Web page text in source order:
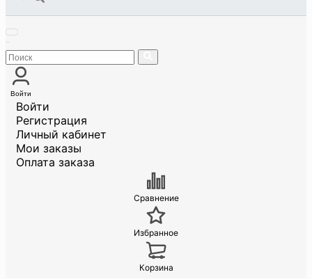
Войти
Войти
Регистрация
Личный кабинет
Мои заказы
Оплата заказа
Сравнение
Избранное
Корзина